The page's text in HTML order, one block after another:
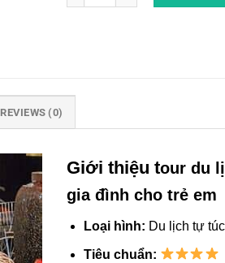
REVIEWS (0)
Giới thiệu tour du
gia đình cho trẻ em
Loại hình: Du lịch tự
Tiêu chuẩn: